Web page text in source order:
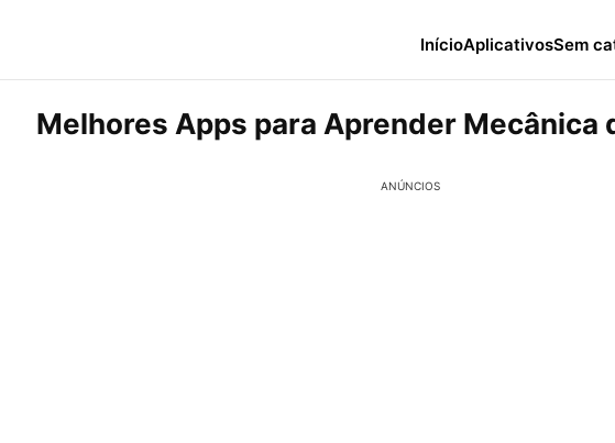
InícioAplicativosSem
Melhores Apps para Aprender Mecânica
ANÚNCIOS